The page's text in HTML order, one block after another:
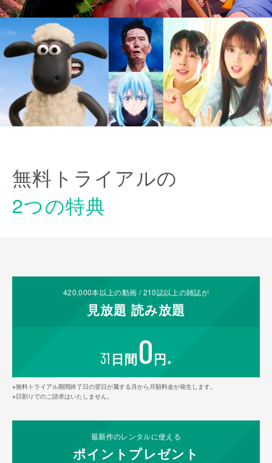
無料トライアルの
2つの特典
420,000本以上の動画 /210誌以上の雑誌が
見放題 読み放題
31 日間0円 ※
※無料トライアル期間終了日の翌日が属する月から月額料金が発生します。
※日割りでのご請求はいたしません。
最新作のレンタルに使える
ポイント プレゼント